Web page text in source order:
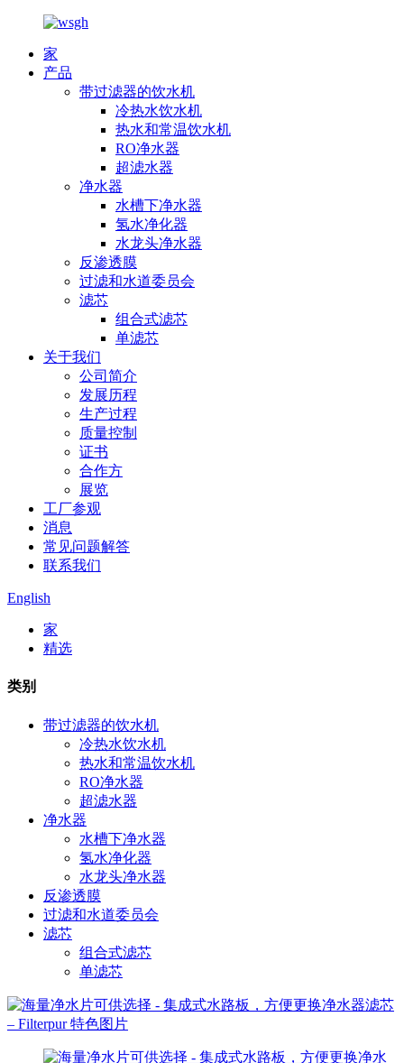
家
产品
带过滤器的饮水机
冷热水饮水机
热水和常温饮水机
RO净水器
超滤水器
净水器
水槽下净水器
氢水净化器
水龙头净水器
反渗透膜
过滤和水道委员会
滤芯
组合式滤芯
单滤芯
关于我们
公司简介
发展历程
生产过程
质量控制
证书
合作方
展览
工厂参观
消息
常见问题解答
联系我们
English
家
精选
类别
带过滤器的饮水机
冷热水饮水机
热水和常温饮水机
RO净水器
超滤水器
净水器
水槽下净水器
氢水净化器
水龙头净水器
反渗透膜
过滤和水道委员会
滤芯
组合式滤芯
单滤芯